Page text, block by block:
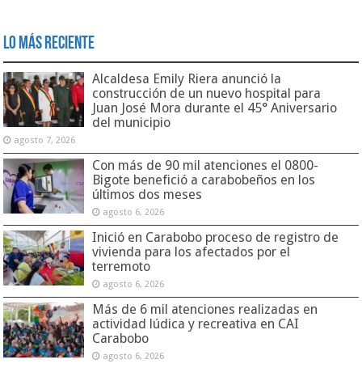
Lo Más Reciente
Alcaldesa Emily Riera anunció la
construcción de un nuevo hospital para
Juan José Mora durante el 45° Aniversario
del municipio
agosto 7, 2026
Con más de 90 mil atenciones el 0800-
Bigote benefició a carabobeños en los
últimos dos meses
agosto 6, 2026
Inició en Carabobo proceso de registro de
vivienda para los afectados por el
terremoto
agosto 6, 2026
Más de 6 mil atenciones realizadas en
actividad lúdica y recreativa en CAI
Carabobo
agosto 6, 2026